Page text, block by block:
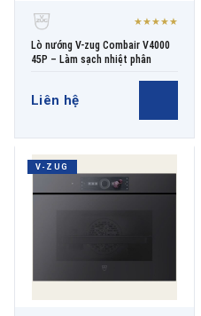
★★★★★
Lò nướng V-zug Combair V4000
45P – Làm sạch nhiệt phân
Liên hệ
V-ZUG